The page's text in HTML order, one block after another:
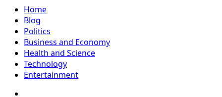
Home
Blog
Politics
Business and Economy
Health and Science
Technology
Entertainment